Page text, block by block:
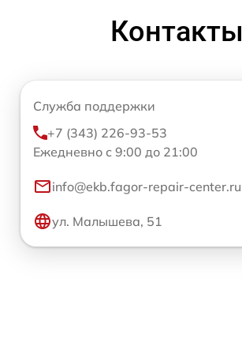
Контакты
Служба поддержки
+7 (343) 226-93-53
Ежедневно с 9:00 до 21:00
info@ekb.fagor-repair-center.ru
ул. Малышева, 51